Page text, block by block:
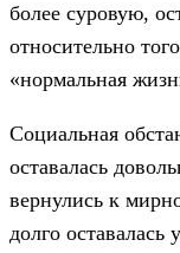
более суровую,
относительно
«нормальная
Социальная
оставалась
вернулись к
долго